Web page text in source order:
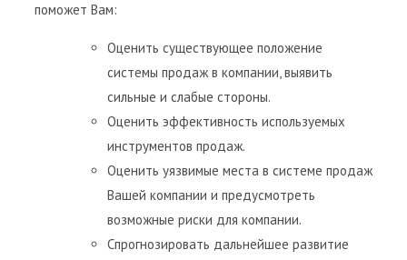
поможет Вам:
Оценить существующее положение
системы продаж в компании, выявить
сильные и слабые стороны.
Оценить эффективность используемых
инструментов продаж.
Оценить уязвимые места в системе продаж
Вашей компании и предусмотреть
возможные риски для компании.
Спрогнозировать дальнейшее развитие